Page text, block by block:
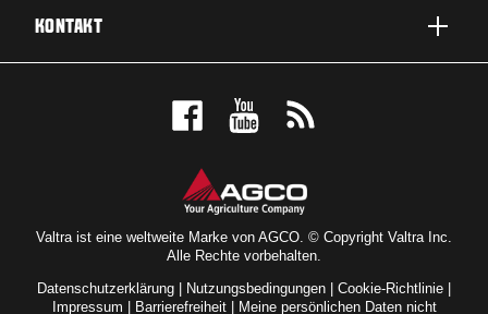
SERVICE & REPARATUR
KONTAKT
PROBEFAHRT MACHEN
Valtra ist eine weltweite Marke von AGCO. © Copyright Valtra Inc.
Alle Rechte vorbehalten.
Datenschutzerklärung
Nutzungsbedingungen Cookie-Richtlinie
Impressum
Barrierefreiheit| Meine persönlichen Daten nicht